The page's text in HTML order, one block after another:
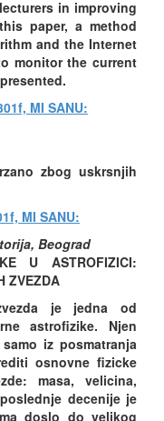
in improving
paper, a method
and the Internet
monitor the current
MI SANU:
zbog uskrsnjih
MI SANU:
Beograd
U ASTROFIZICI:
ZVEZDA
je jedna od
astrofizike. Njen
iz posmatranja
osnovne fizicke
masa, velicina,
decenije je
doslo do velikog